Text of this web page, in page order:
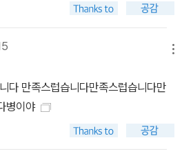
다 만족스럽습니다만족스럽습니다만
병이야